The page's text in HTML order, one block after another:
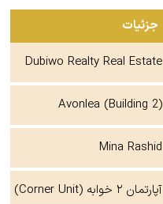
جزئیات
Dubiwo Realty Real Estate
Avonlea (Building 2)
Mina Rashid
آپارتمان ۲ خوابه (Corner Unit)